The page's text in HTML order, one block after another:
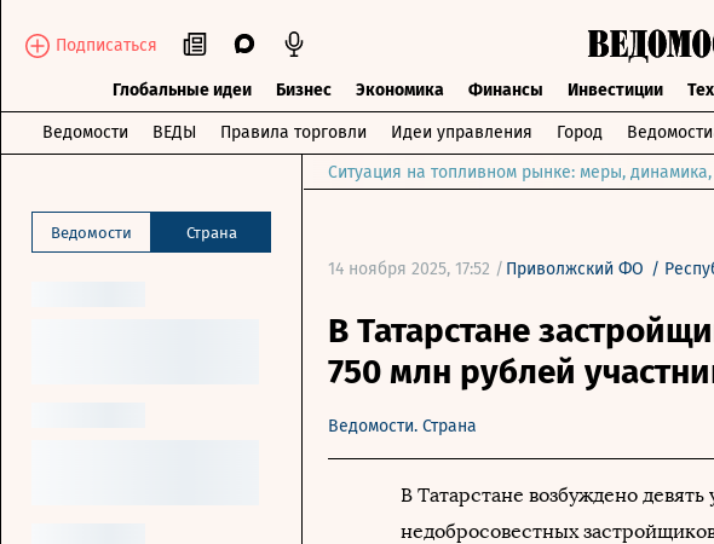
Подписаться
Глобальные идеи Бизнес Экономика Финансы Инвестиции
Ведомости ВЕДЫ Правила торговли Идеи управления Город
Ведомости Страна
Ситуация на топливном рынке: меры,
14 ноября 2025, 17:52 / Приволжский ФО /
В Татарстане
750 млн рублей
Ведомости. Страна
В Татарстане возбуждено
недобросовестных